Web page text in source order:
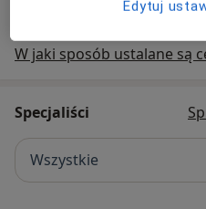
W jaki sposób ustalane są
Specjaliści
Wszystkie
Edytuj